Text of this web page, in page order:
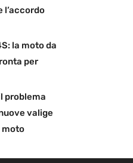
l’accordo
la moto da
per
problema
valige
moto